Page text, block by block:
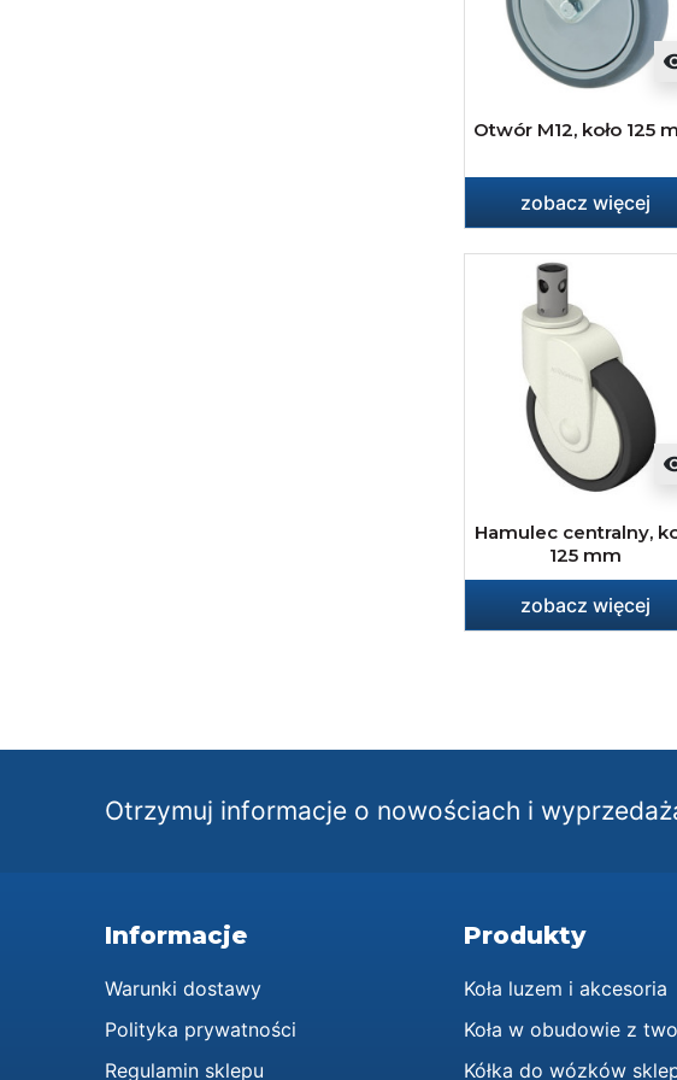
Otwór M12, koło 125
zobacz więcej
Hamulec centralny,
125 mm
zobacz więcej
Otrzymuj informacje o nowościach i
Informacje
Warunki dostawy
Polityka prywatności
Regulamin sklepu
Produkty
Koła luzem i akcesoria
Koła w obudowie z
Kółka do wózków